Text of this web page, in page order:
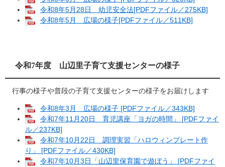
令和8年5月28日 幼児安全法[PDFファイル／275KB]
令和8年5月 広場の様子[PDFファイル／511KB]
令和7年度 山辺里子育て支援センターの様子
行事の様子や普段の子育て支援センターの様子をお届けします
令和8年3月 広場の様子 [PDFファイル／343KB]
令和7年11月20日 育児講座「ヨガの時間」 [PDFファイ
ル／237KB]
令和7年10月22日 調理実習「ハロウィンプレート作
り」 [PDFファイル／430KB]
令和7年10月3日「山辺里保育園で遊ぼう」 [PDFファイ